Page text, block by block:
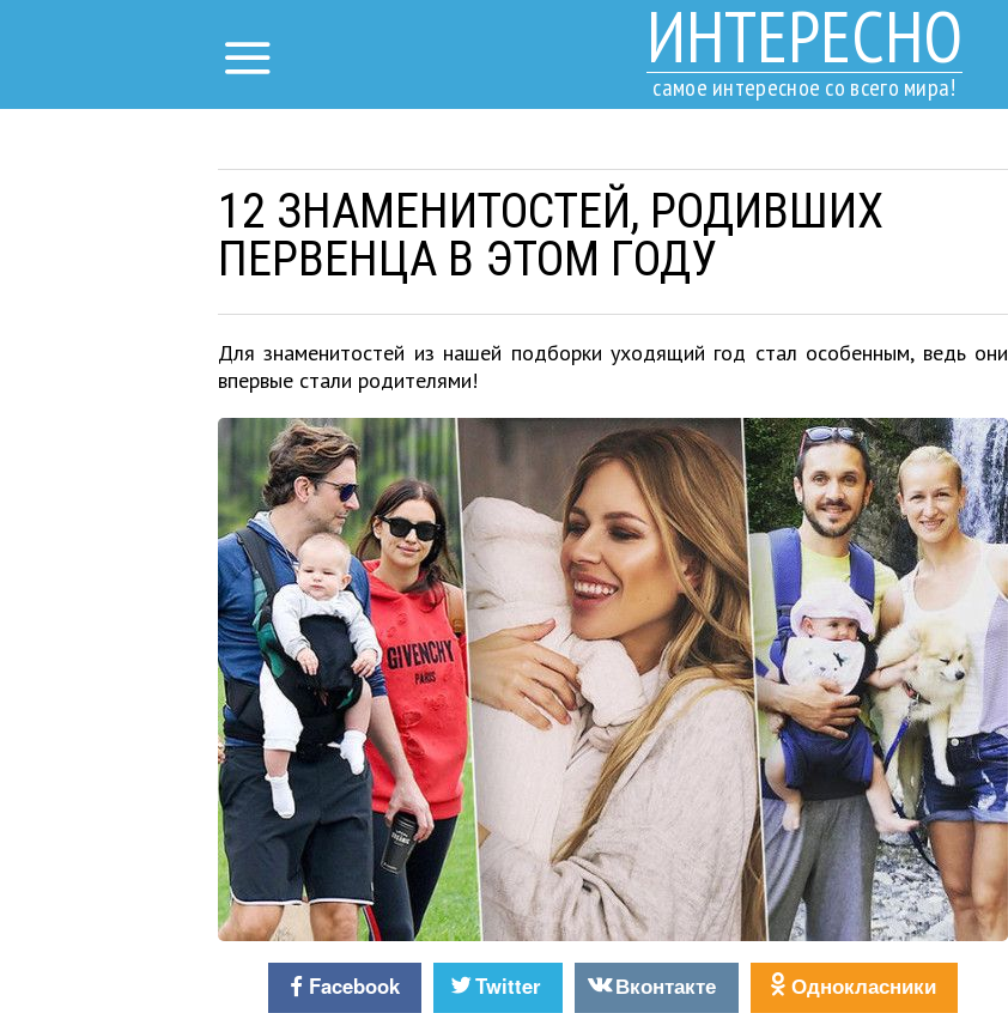
ИНТЕРЕСНО
самое интересное со всего мира!
12 ЗНАМЕНИТОСТЕЙ, РОДИВШИХ
ПЕРВЕНЦА В ЭТОМ ГОДУ
Для знаменитостей из нашей подборки уходящий год стал особенным, ведь они
впервые стали родителями!
Facebook Twitter Вконтакте Однокласники